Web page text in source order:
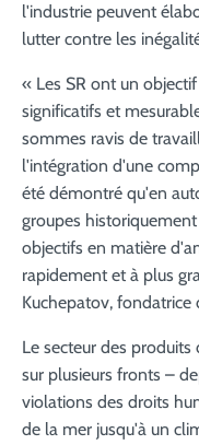
l'industrie peuvent
lutter contre les
« Les SR ont un
significatifs et
sommes ravis de
l'intégration d'une
été démontré qu'en
groupes
objectifs en matière
rapidement et à plus
Kuchepatov, fondatrice
Le secteur des
sur plusieurs fronts –
violations des droits
de la mer jusqu'à un